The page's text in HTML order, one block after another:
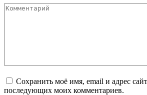
Комментарий
Сохранить моё имя, email и адрес
последующих моих комментариев.